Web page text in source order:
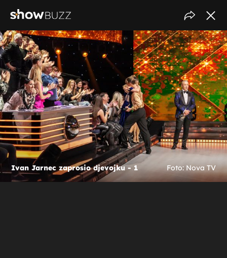
Ivan Jarnec zaprosio djevojku - 1 Foto: Nova TV